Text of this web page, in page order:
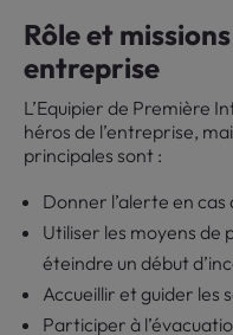
Rôle et missions
entreprise
L’Equipier de Première
héros de l’entreprise,
principales sont :
Donner l’alerte en
Utiliser les moyens
éteindre un début
Accueillir et guider les
Participer à